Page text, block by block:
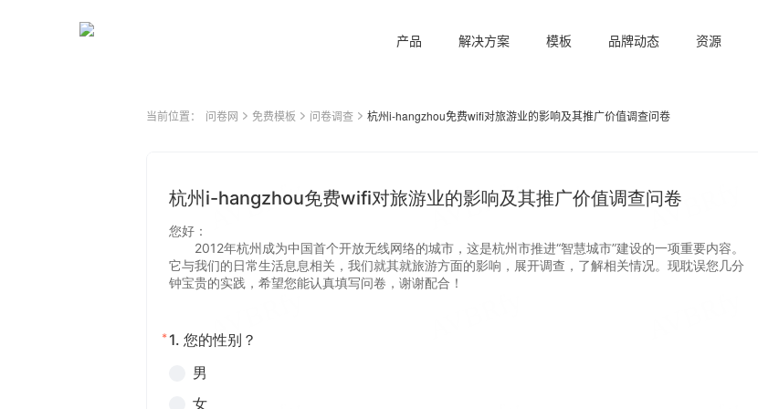
产品 解决方案 模板 品牌动态 资源
当前位置： 问卷网 免费模板 问卷调查 杭州i-hangzhou免费wifi对旅游业的影响及其推广价值调查问卷